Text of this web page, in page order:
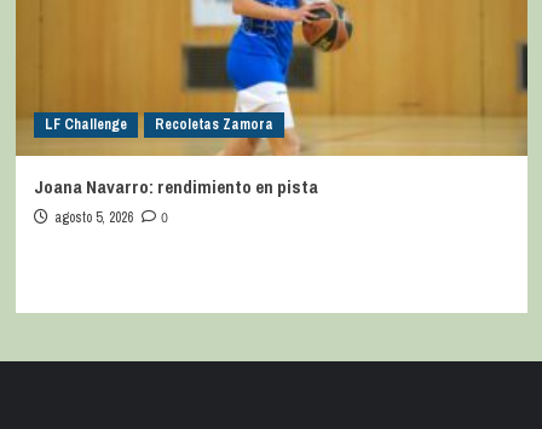
LF Challenge Recoletas Zamora
Joana Navarro: rendimiento en pista
agosto 5, 2026 0